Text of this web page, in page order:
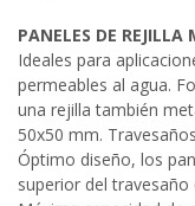
PANELES DE REJILLA
Ideales para
permeables al agua.
una rejilla también
50x50 mm.
Óptimo diseño, los
superior del travesaño